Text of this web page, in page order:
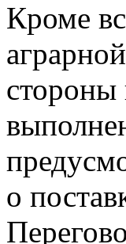
Кроме
стороны
о